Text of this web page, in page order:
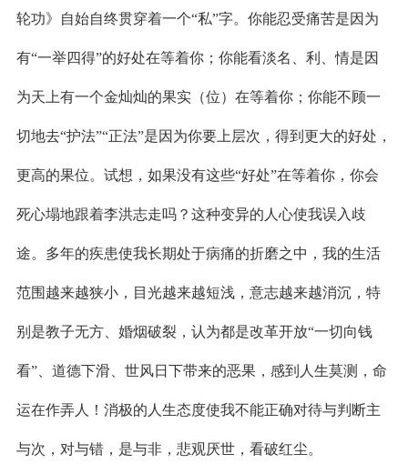
轮功》自始自终贯穿着一个“私”字。你能忍受痛苦是因为
有“一举四得”的好处在等着你；你能看淡名、利、情是因
为天上有一个金灿灿的果实（位）在等着你；你能不顾一
切地去“护法”“正法”是因为你要上层次，得到更大的好处，
更高的果位。试想，如果没有这些“好处”在等着你，你会
死心塌地跟着李洪志走吗？这种变异的人心使我误入歧
途。多年的疾患使我长期处于病痛的折磨之中，我的生活
范围越来越狭小，目光越来越短浅，意志越来越消沉，特
别是教子无方、婚烟破裂，认为都是改革开放“一切向钱
看”、道德下滑、世风日下带来的恶果，感到人生莫测，命
运在作弄人！消极的人生态度使我不能正确对待与判断主
与次，对与错，是与非，悲观厌世，看破红尘。